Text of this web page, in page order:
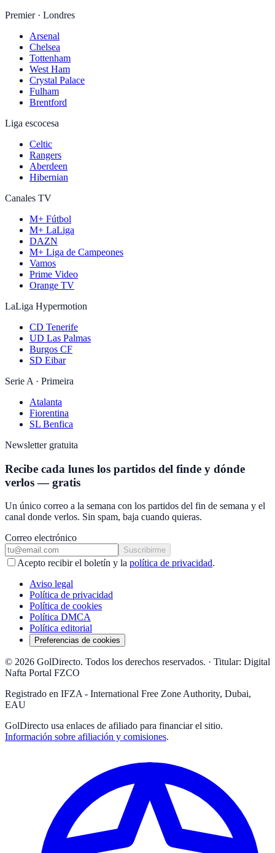
Premier · Londres
Arsenal
Chelsea
Tottenham
West Ham
Crystal Palace
Fulham
Brentford
Liga escocesa
Celtic
Rangers
Aberdeen
Hibernian
Canales TV
M+ Fútbol
M+ LaLiga
DAZN
M+ Liga de Campeones
Vamos
Prime Video
Orange TV
LaLiga Hypermotion
CD Tenerife
UD Las Palmas
Burgos CF
SD Eibar
Serie A · Primeira
Atalanta
Fiorentina
SL Benfica
Newsletter gratuita
Recibe cada lunes los partidos del finde y dónde
verlos — gratis
Un único correo a la semana con los partidos del fin de semana y el
canal donde verlos. Sin spam, baja cuando quieras.
Correo electrónico
Suscribirme
Acepto recibir el boletín y la política de privacidad.
Aviso legal
Política de privacidad
Política de cookies
Política DMCA
Política editorial
Preferencias de cookies
© 2026 GolDirecto. Todos los derechos reservados. · Titular: Digital
Nafta Portal FZCO
Registrado en IFZA - International Free Zone Authority, Dubai,
EAU
GolDirecto usa enlaces de afiliado para financiar el sitio.
Información sobre afiliación y comisiones.